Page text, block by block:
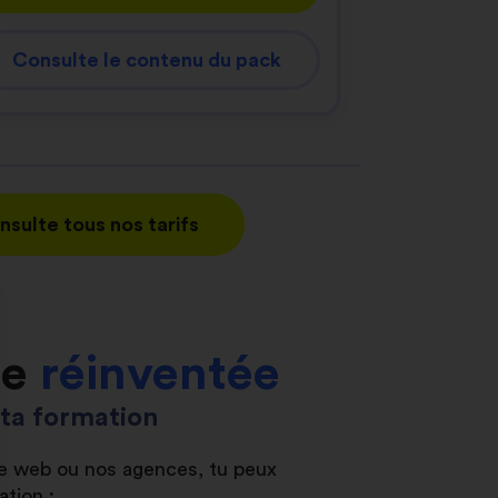
Consulte le contenu du pack
tous nos tarifs
réinventée
formation
web ou nos agences, tu peux